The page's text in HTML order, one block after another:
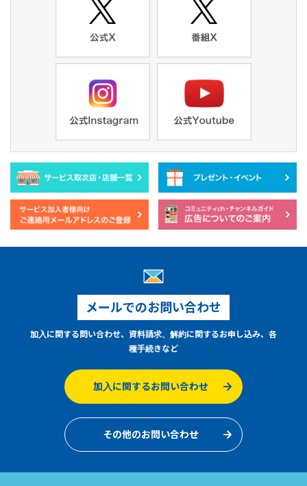
メールでのお問い合わせ
加入に関する問い合わせ、資料請求、解約に関するお申し込み、各
種手続きなど
加入に関するお問い合わせ
その他のお問い合わせ